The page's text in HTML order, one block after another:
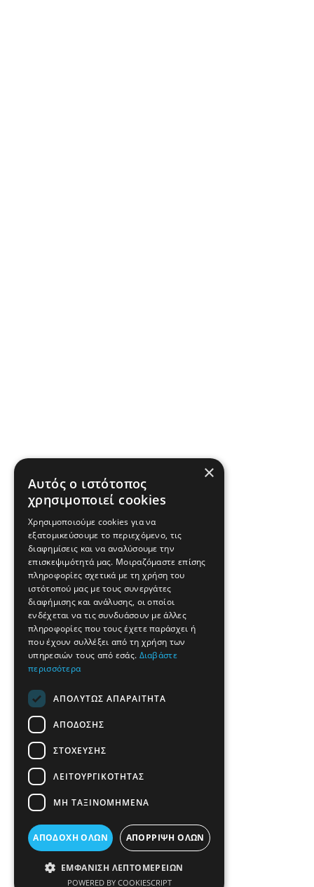
×
Αυτός ο ιστότοπος
χρησιμοποιεί cookies
Χρησιμοποιούμε cookies για να
εξατομικεύσουμε το περιεχόμενο, τις
διαφημίσεις και να αναλύσουμε την
επισκεψιμότητά μας. Μοιραζόμαστε επίσης
πληροφορίες σχετικά με τη χρήση του
ιστότοπού μας με τους συνεργάτες
διαφήμισης και ανάλυσης, οι οποίοι
ενδέχεται να τις συνδυάσουν με άλλες
πληροφορίες που τους έχετε παράσχει ή
που έχουν συλλέξει από τη χρήση των
υπηρεσιών τους από εσάς. Διαβάστε
περισσότερα
ΑΠΟΛΎΤΩΣ ΑΠΑΡΑΊΤΗΤΑ
ΑΠΌΔΟΣΗΣ
ΣΤΌΧΕΥΣΗΣ
ΛΕΙΤΟΥΡΓΙΚΌΤΗΤΑΣ
ΜΗ ΤΑΞΙΝΟΜΗΜΈΝΑ
ΑΠΟΔΟΧΉ ΌΛΩΝ ΑΠΌΡΡΙΨΗ ΌΛΩΝ
ΕΜΦΆΝΙΣΗ ΛΕΠΤΟΜΕΡΕΙΏΝ
POWERED BY COOKIESCRIPT